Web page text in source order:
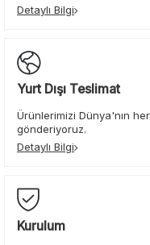
Detaylı Bilgi
Yurt Dışı Teslimat
Ürünlerimizi Dünya'nın
gönderiyoruz.
Detaylı Bilgi
Kurulum